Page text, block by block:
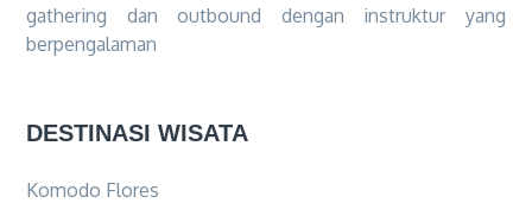
gathering dan outbound dengan instruktur yang
berpengalaman
DESTINASI WISATA
Komodo Flores